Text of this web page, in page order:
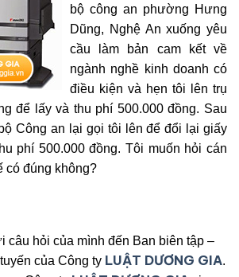
bộ công an phường Hưng
Dũng, Nghệ An xuống yêu
cầu làm bản cam kết về
ngành nghề kinh doanh có
điều kiện và hẹn tôi lên trụ
để lấy và thu phí 500.000 đồng. Sau
Công an lại gọi tôi lên để đổi lại giấy
phí 500.000 đồng. Tôi muốn hỏi cán
có đúng không?
câu hỏi của mình đến Ban biên tập –
của Công ty LUẬT DƯƠNG GIA.